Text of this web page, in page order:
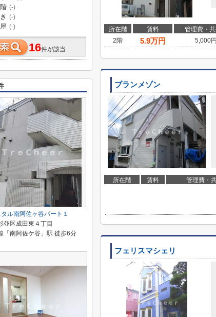
所在階 賃料 管理費・
2階
5.9万円 5,000円
ブランメゾン
所在階 賃料 管理費・
フェリスマシェリ
(-)
(-)
(-)
16件が該当
ル南阿佐ヶ谷パート１
並区成田東４丁目
「南阿佐ケ谷」駅 徒歩6分